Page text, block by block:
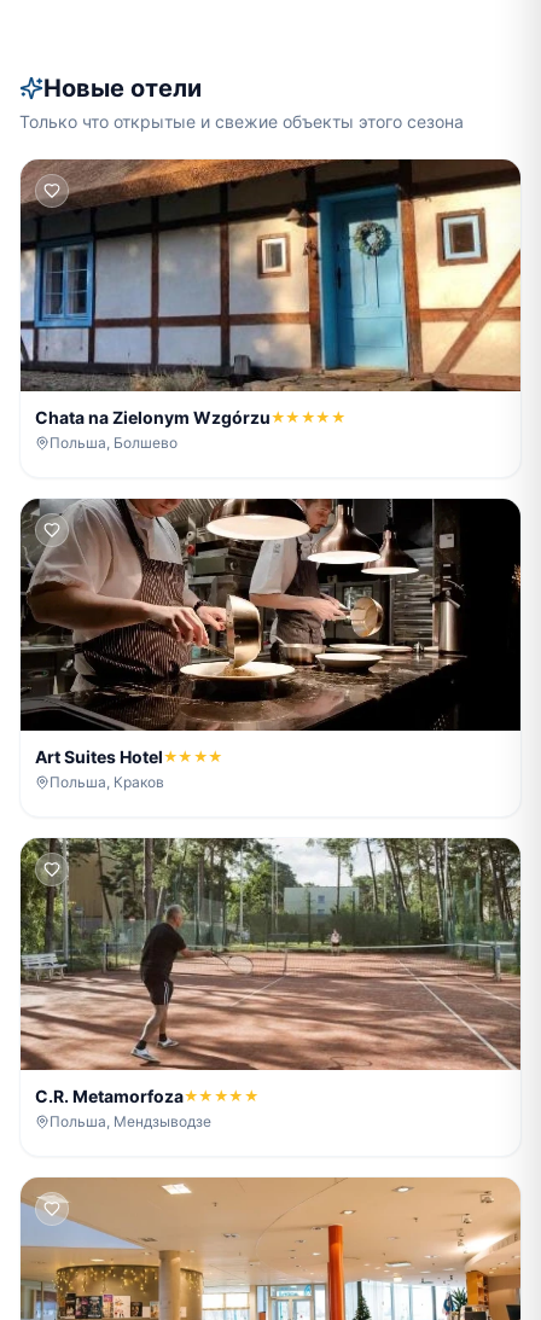
Новые отели
Только что открытые и свежие объекты этого сезона
Chata na Zielonym Wzgórzu★★★★★
Польша, Болшево
Art Suites Hotel★★★★
Польша, Краков
C.R. Metamorfoza★★★★★
Польша, Мендзыводзе